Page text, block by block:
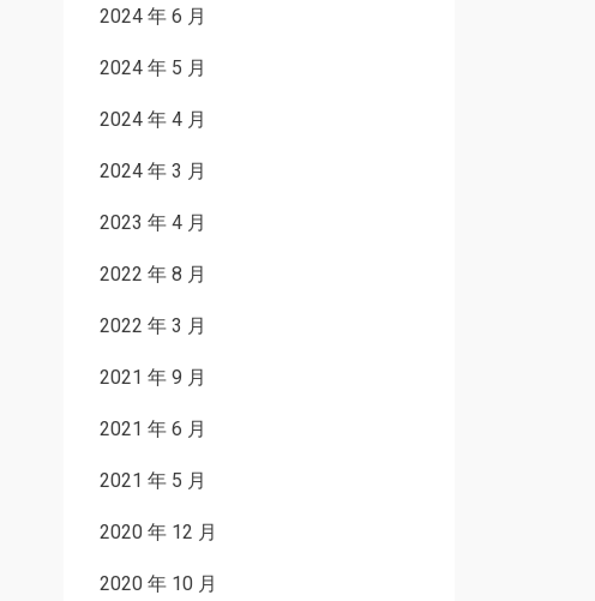
2024 年 6 月
2024 年 5 月
2024 年 4 月
2024 年 3 月
2023 年 4 月
2022 年 8 月
2022 年 3 月
2021 年 9 月
2021 年 6 月
2021 年 5 月
2020 年 12 月
2020 年 10 月